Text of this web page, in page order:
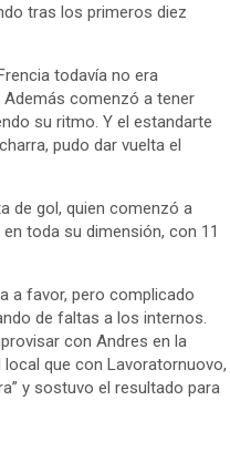
tras los primeros diez
todavía no era
Además comenzó a tener
su ritmo. Y el estandarte
pudo dar vuelta el
de gol, quien comenzó a
toda su dimensión, con 11
a favor, pero complicado
de faltas a los internos.
con Andres en la
que con Lavoratornuovo,
y sostuvo el resultado para